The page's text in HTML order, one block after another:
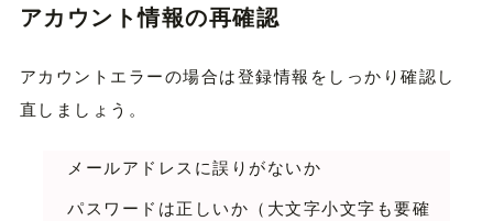
アカウント情報の再確認
アカウントエラーの場合は登録情報をしっかり確認し
直しましょう。
メールアドレスに誤りがないか
パスワードは正しいか（大文字小文字も要確